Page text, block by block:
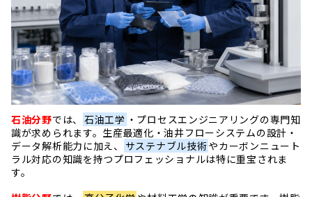
石油分野では、 石油工学 ・プロセスエンジニアリングの専門知
識が求められます。生産最適化・油井フローシステムの設計・
データ解析能力に加え、
サステナブル技術やカーボンニュート
ラル対応の知識を持つプロフェッショナルは特に重宝されま
す。